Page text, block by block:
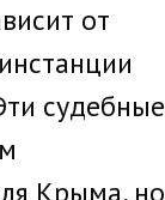
от
судебные
Крыма, но